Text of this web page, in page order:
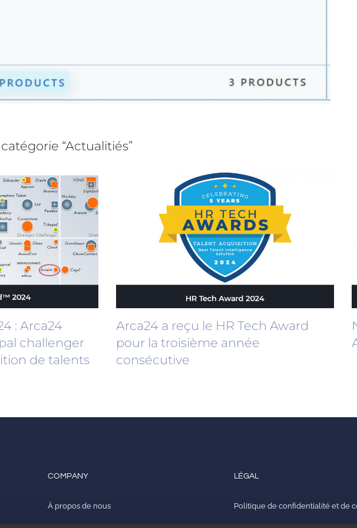
“Actualitiés”
: Arca24
challenger
de talents
Arca24 a reçu le HR Tech Award
pour la troisième année
consécutive
COMPANY
À propos de nous
LÉGAL
Politique de confidentialité et de